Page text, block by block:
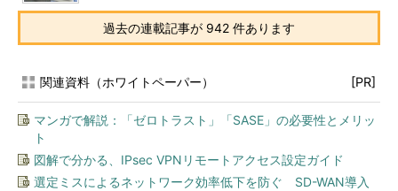
過去の連載記事が 942 件あります
関連資料（ホワイトペーパー） [PR]
マンガで解説：「ゼロトラスト」「SASE」の必要性とメリッ
ト
図解で分かる、IPsec VPNリモートアクセス設定ガイド
選定ミスによるネットワーク効率低下を防ぐ SD-WAN導入